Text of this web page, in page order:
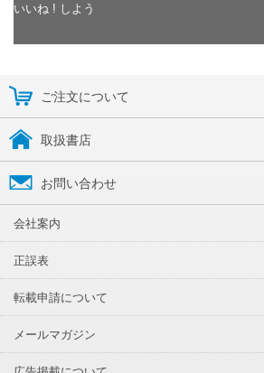
いいね ! しよう
ご注文について
取扱書店
お問い合わせ
会社案内
正誤表
転載申請について
メールマガジン